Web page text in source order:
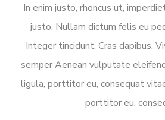
In enim justo, rhoncus ut,
justo. Nullam dictum felis eu
Integer tincidunt. Cras dapibus.
semper Aenean vulputate
ligula, porttitor eu, consequat
porttitor eu,